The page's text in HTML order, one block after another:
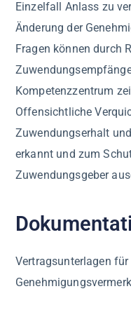
Einzelfall Anlass zu
Änderung der
Fragen können durch
Kompetenzzentrum
Offensichtliche
Zuwendungserhalt
erkannt und zum
Zuwendungsgeber
Vertragsunterlagen